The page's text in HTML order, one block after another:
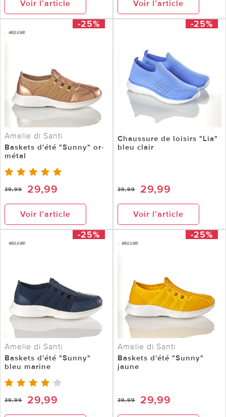
Voir l’article Voir l’article
-25%
Amelie di Santi
Baskets d'été "Sunny" or-
métal
39,99 29,99
Voir l’article
-25%
Chaussure de loisirs "Lia"
bleu clair
39,99 29,99
Voir l’article
-25%
Amelie di Santi
Baskets d'été "Sunny"
bleu marine
39,99 29,99
-25%
Amelie di Santi
Baskets d'été "Sunny"
jaune
39,99 29,99